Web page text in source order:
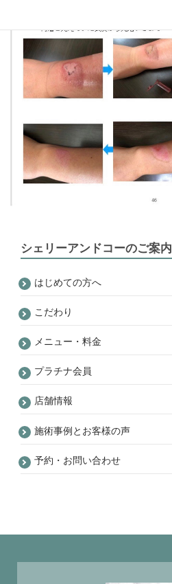
シェリーアンドコーのご案内
はじめての方へ
こだわり
メニュー・料金
プラチナ会員
店舗情報
施術事例とお客様の声
予約・お問い合わせ